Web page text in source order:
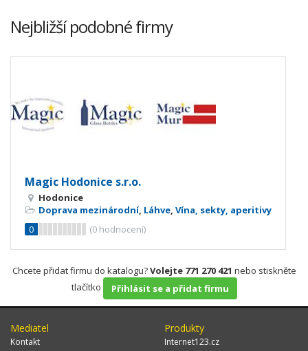
Nejbližší podobné firmy
Magic Hodonice s.r.o.
Hodonice
Doprava mezinárodní, Láhve, Vína, sekty, aperitivy
0
(0 hodnocení)
Chcete přidat firmu do katalogu?Volejte 771 270 421 nebo stiskněte
tlačítko
Přihlásit se a přidat firmu
Mediatel
Kontakt
Produkty
Internet123.cz